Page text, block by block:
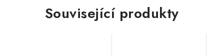
Související produkty